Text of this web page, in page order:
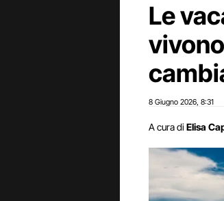
Le
8 Giugno 2026 8:31
A cura di Elisa